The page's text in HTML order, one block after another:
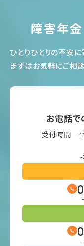
障害年
ひとりひとりの不安
まずはお気軽にご相
お電話で
受付時間 平
-